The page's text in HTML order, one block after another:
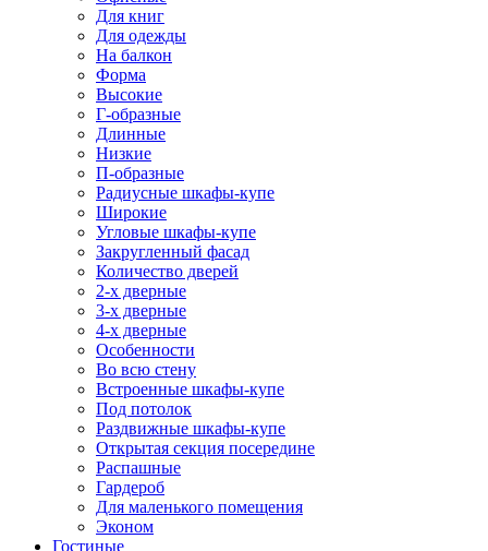
Для книг
Для одежды
На балкон
Форма
Высокие
Г-образные
Длинные
Низкие
П-образные
Радиусные шкафы-купе
Широкие
Угловые шкафы-купе
Закругленный фасад
Количество дверей
2-х дверные
3-х дверные
4-х дверные
Особенности
Во всю стену
Встроенные шкафы-купе
Под потолок
Раздвижные шкафы-купе
Открытая секция посередине
Распашные
Гардероб
Для маленького помещения
Эконом
Гостиные